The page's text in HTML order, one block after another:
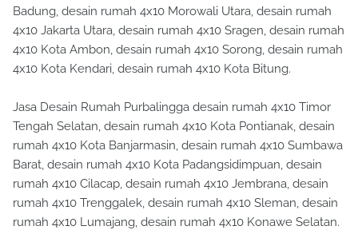
Badung, desain rumah 4x10 Morowali Utara, desain rumah
4x10 Jakarta Utara, desain rumah 4x10 Sragen, desain rumah
4x10 Kota Ambon, desain rumah 4x10 Sorong, desain rumah
4x10 Kota Kendari, desain rumah 4x10 Kota Bitung.
Jasa Desain Rumah Purbalingga desain rumah 4x10 Timor
Tengah Selatan, desain rumah 4x10 Kota Pontianak, desain
rumah 4x10 Kota Banjarmasin, desain rumah 4x10 Sumbawa
Barat, desain rumah 4x10 Kota Padangsidimpuan, desain
rumah 4x10 Cilacap, desain rumah 4x10 Jembrana, desain
rumah 4x10 Trenggalek, desain rumah 4x10 Sleman, desain
rumah 4x10 Lumajang, desain rumah 4x10 Konawe Selatan.